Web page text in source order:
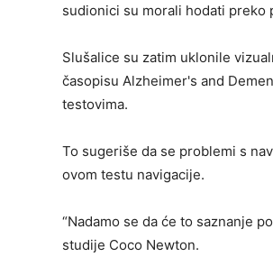
sudionici su morali hodati preko
Slušalice su zatim uklonile
časopisu Alzheimer's and
testovima.
To sugeriše da se problemi s
ovom testu navigacije.
“Nadamo se da će to saznanje
studije Coco Newton.